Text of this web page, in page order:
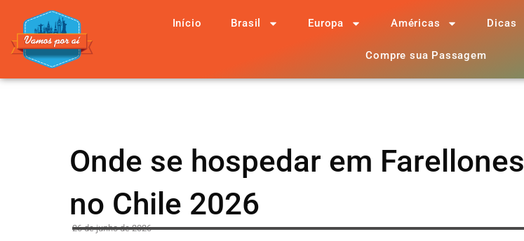
Início Brasil Europa Américas Dicas
Compre sua Passagem
Onde se hospedar em Farellones
no Chile 2026
26 de junho de 2026